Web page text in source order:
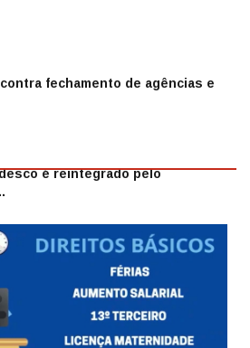
fechamento de agências e
é reintegrado pelo